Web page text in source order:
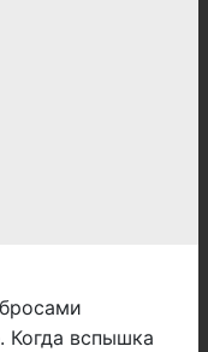
Когда вспышка